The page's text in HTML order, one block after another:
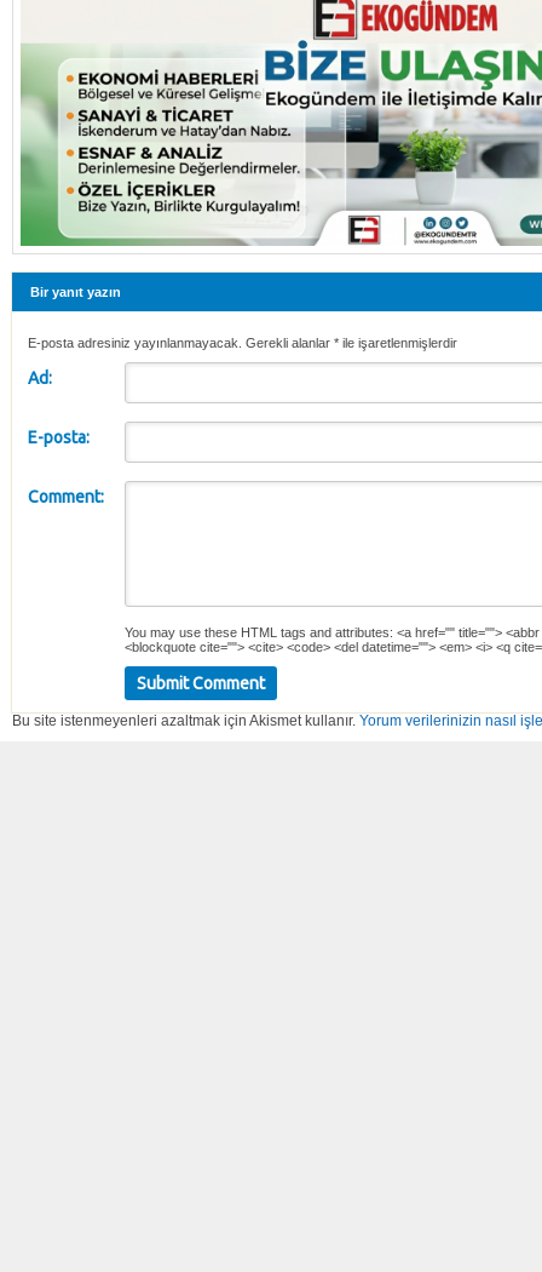
Bir yanıt yazın
E-posta adresiniz yayınlanmayacak. Gerekli alanlar * ile işaretlenmişlerdir
Ad:
E-posta:
Comment:
You may use these HTML tags and attributes: <a href="" title="">
<blockquote cite=""> <cite> <code> <del datetime=""> <em> <i> <q
Bu site istenmeyenleri azaltmak için Akismet kullanır. Yorum verilerinizin nasıl